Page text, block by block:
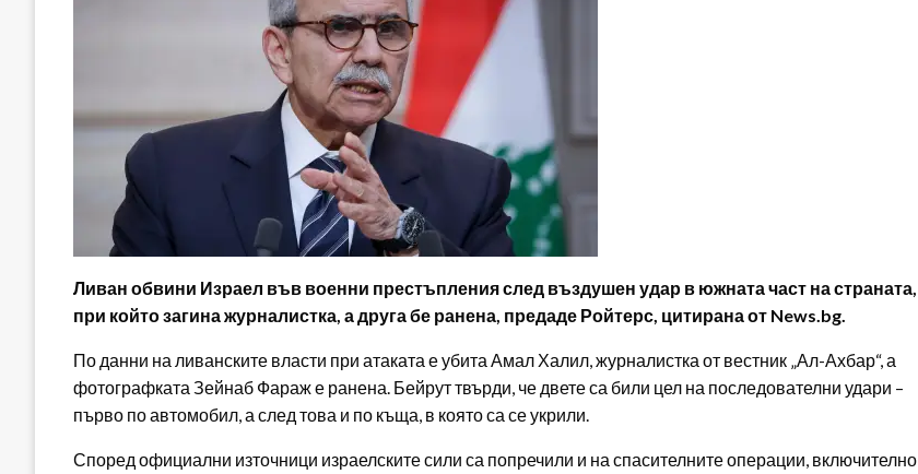
Ливан обвини Израел във военни престъпления след въздушен удар в южната част на страната,
при който загина журналистка, а друга бе ранена, предаде Ройтерс, цитирана от News.bg.
По данни на ливанските власти при атаката е убита Амал Халил, журналистка от вестник „Ал-Ахбар“, а
фотографката Зейнаб Фараж е ранена. Бейрут твърди, че двете са били цел на последователни удари –
първо по автомобил, а след това и по къща, в която са се укрили.
Според официални източници израелските сили са попречили и на спасителните операции, включително